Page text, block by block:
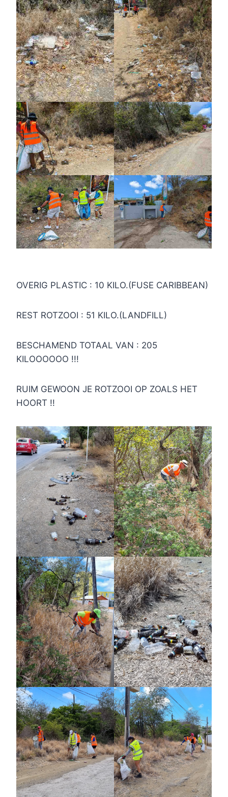
OVERIG PLASTIC : 10 KILO.(FUSE CARIBBEAN)
REST ROTZOOI : 51 KILO.(LANDFILL)
BESCHAMEND TOTAAL VAN : 205
KILOOOOOO !!!
RUIM GEWOON JE ROTZOOI OP ZOALS HET
HOORT !!